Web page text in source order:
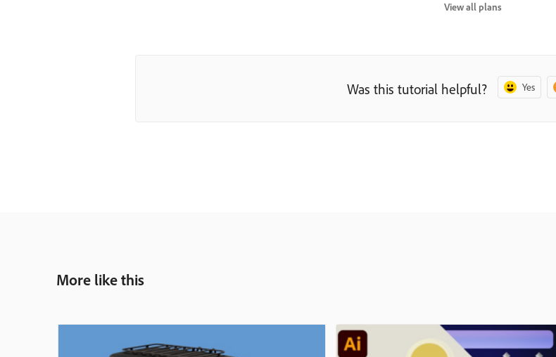
View all plans
Was this tutorial helpful? Yes
More like this